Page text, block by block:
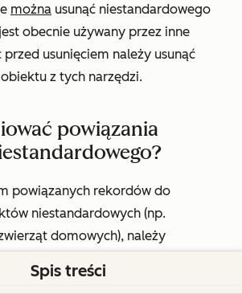
można usunąć niestandardowego
obecnie używany przez inne
przed usunięciem należy usunąć
z tych narzędzi.
powiązania
powiązanych rekordów do
niestandardowych (np.
domowych), należy
powiązania z obiektami takimi jak
Spis treści